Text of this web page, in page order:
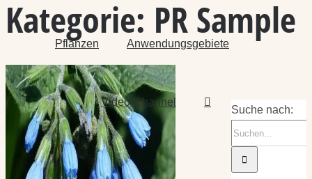
Pflanzen Anwendungsgebiete
Video-Channel
Kategorie: PR Sample
Suche nach: